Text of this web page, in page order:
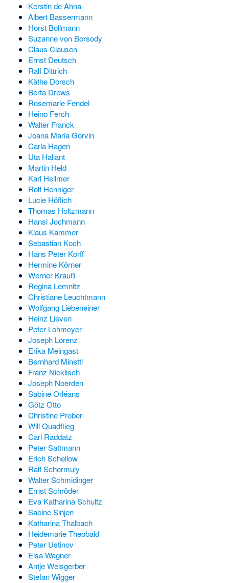
Kerstin de Ahna
Albert Bassermann
Horst Bollmann
Suzanne von Borsody
Claus Clausen
Ernst Deutsch
Ralf Dittrich
Käthe Dorsch
Berta Drews
Rosemarie Fendel
Heino Ferch
Walter Franck
Joana Maria Gorvin
Carla Hagen
Uta Hallant
Martin Held
Karl Hellmer
Rolf Henniger
Lucie Höflich
Thomas Holtzmann
Hansi Jochmann
Klaus Kammer
Sebastian Koch
Hans Peter Korff
Hermine Körner
Werner Krauß
Regina Lemnitz
Christiane Leuchtmann
Wolfgang Liebeneiner
Heinz Lieven
Peter Lohmeyer
Joseph Lorenz
Erika Meingast
Bernhard Minetti
Franz Nicklisch
Joseph Noerden
Sabine Orléans
Götz Otto
Christine Prober
Will Quadflieg
Carl Raddatz
Peter Sattmann
Erich Schellow
Ralf Schermuly
Walter Schmidinger
Ernst Schröder
Eva Katharina Schultz
Sabine Sinjen
Katharina Thalbach
Heidemarie Theobald
Peter Ustinov
Elsa Wagner
Antje Weisgerber
Stefan Wigger